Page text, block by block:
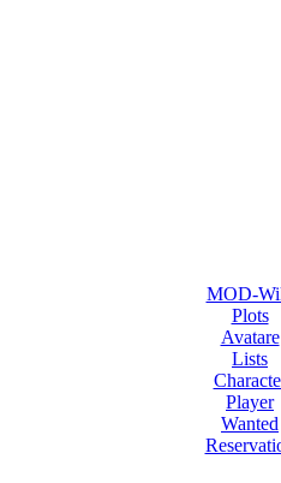
MOD-
Plots
Avatare
Lists
Player
Wanted